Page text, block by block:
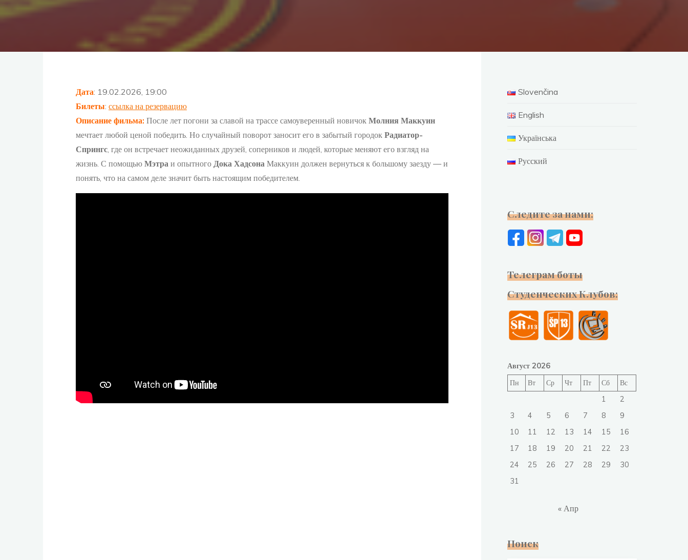
Дата: 19.02.2026, 19:00
Билеты: ссылка на резервацию
Описание фильма: После лет погони за славой на трассе самоуверенный новичок Молния Маккуин
мечтает любой ценой победить. Но случайный поворот заносит его в забытый городок Радиатор-
Спрингс, где он встречает неожиданных друзей, соперников и людей, которые меняют его взгляд на
жизнь. С помощью Мэтра и опытного Дока Хадсона Маккуин должен вернуться к большому заезду — и
понять, что на самом деле значит быть настоящим победителем.
Slovenčina
English
Українська
Русский
Следите за нами:
Телеграм боты
Студенческих Клубов:
Август 2026
Пн
Вт Ср Чт Пт Сб
Вс
1
2
3
4 5 6 7 8
9
10
11 12 13 14 15
16
17
18 19 20 21 22
23
24
25 26 27 28 29
30
31
« Апр
Поиск